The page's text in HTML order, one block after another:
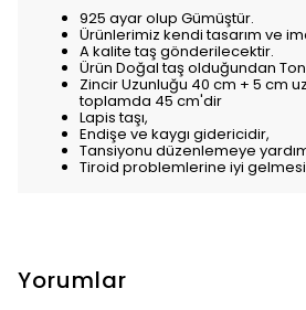
925 ayar olup Gümüştür.
Ürünlerimiz kendi tasarım ve
A kalite taş gönderilecektir.
Ürün Doğal taş olduğundan Ton
Zincir Uzunluğu 40 cm + 5 cm
toplamda 45 cm'dir
Lapis taşı,
Endişe ve kaygı gidericidir,
Tansiyonu düzenlemeye
Tiroid problemlerine iyi
Yorumlar